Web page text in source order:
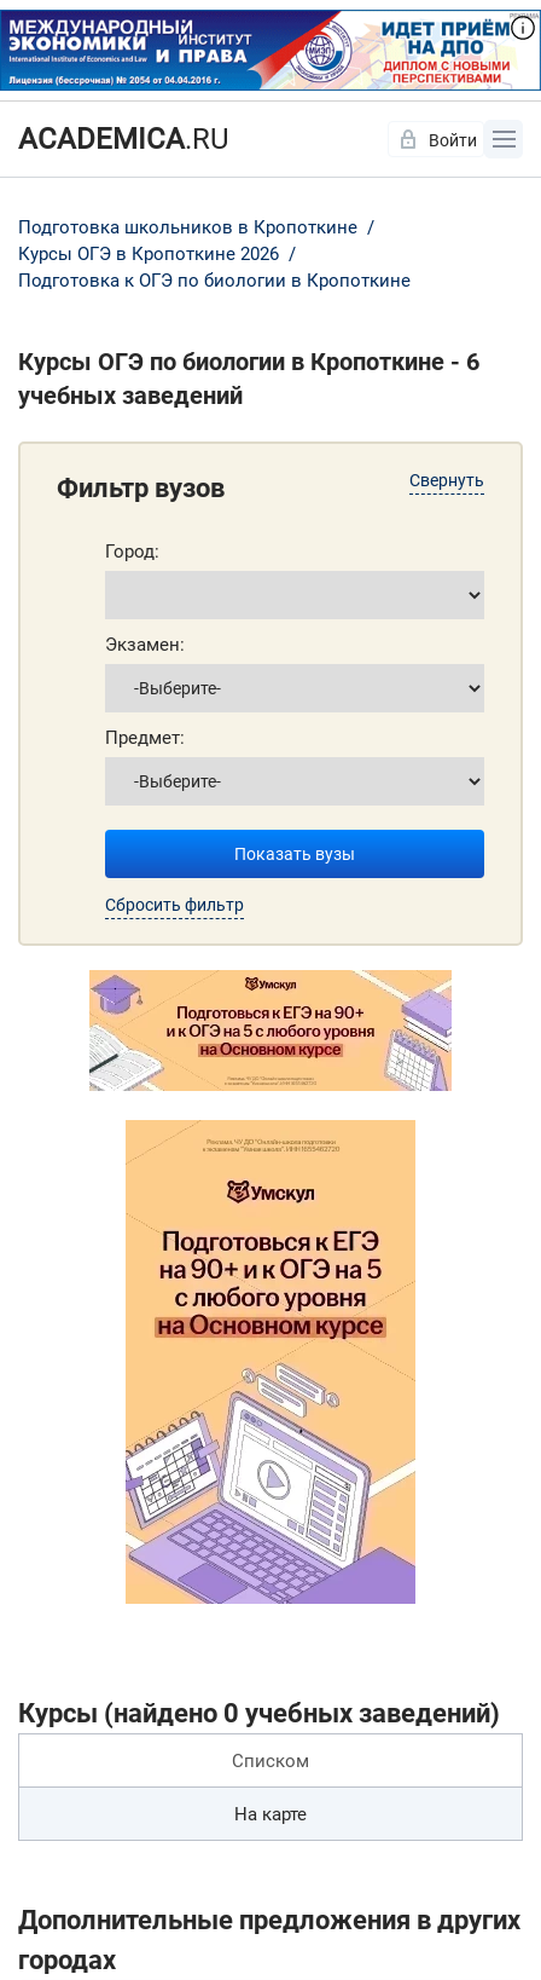
ACADEMICA.RU Войти
Подготовка школьников в Кропоткине
Курсы ОГЭ в Кропоткине 2026
Подготовка к ОГЭ по биологии в Кропоткине
Курсы ОГЭ по биологии в Кропоткине - 6
учебных заведений
Свернуть
Фильтр вузов
Город:
Экзамен:
Предмет:
Показать вузы
Сбросить фильтр
Курсы (найдено 0 учебных заведений)
Списком
На карте
Дополнительные предложения в других
городах
Да Нет